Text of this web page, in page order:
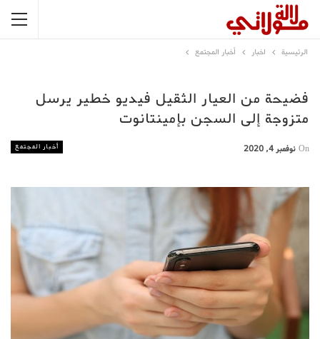
الرئيسية اخبار أخبار المجتمع
فضيحة من العيار الثقيل فيديو خطير يرسل
متزوجة إلى السجن بإمينتانوت
أخبار المجتمع On نوفمبر 4, 2020